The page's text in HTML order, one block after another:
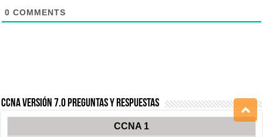
0 COMMENTS
CCNA Versión 7.0 Preguntas y Respuestas
CCNA 1